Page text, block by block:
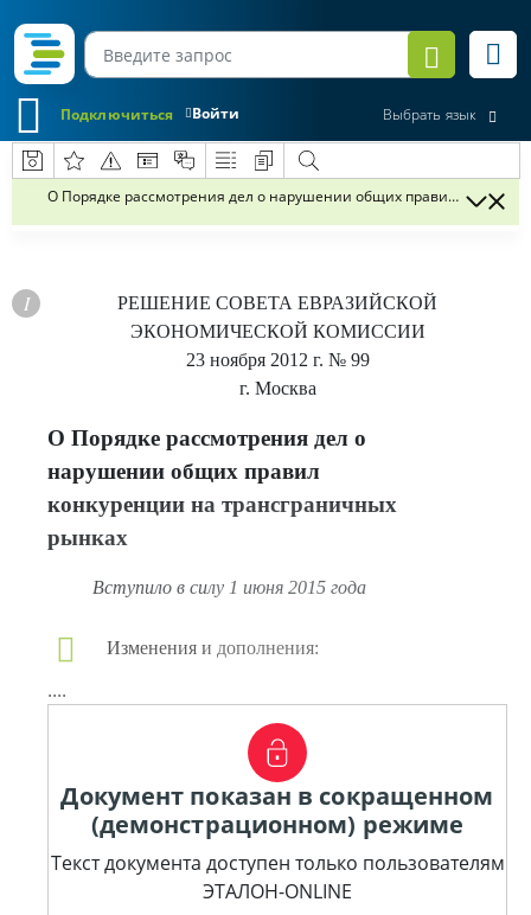
Войти
Подключиться Выбрать язык
О Порядке рассмотрения дел о нарушении общих правил
РЕШЕНИЕ СОВЕТА ЕВРАЗИЙСКОЙ
ЭКОНОМИЧЕСКОЙ КОМИССИИ
23 ноября 2012 г. № 99
г. Москва
О Порядке рассмотрения дел о
нарушении общих правил
конкуренции на трансграничных
рынках
Вступило в силу 1 июня 2015 года
Изменения и дополнения:
....
Документ показан в сокращенном
(демонстрационном) режиме
Текст документа доступен только пользователям
ЭТАЛОН-ONLINE